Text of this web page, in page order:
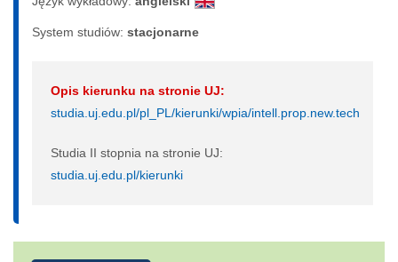
System studiów: sta­cjo­nar­ne
Opis kierunku na stronie UJ:
studia.uj.edu.pl/pl_PL/kierunki/wpia/intell.prop.new.tech
Studia II stopnia na stronie UJ:
studia.uj.edu.pl/kierunki